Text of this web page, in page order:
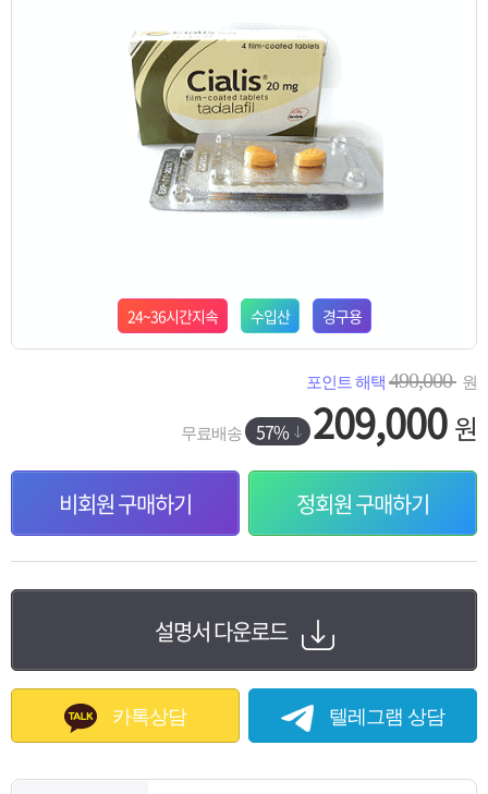
24~36시간지속 수입산 경구용
포인트 해택 490,000 원
무료배송 57% 209,000원
비회원 구매하기 정회원 구매하기
설명서 다운로드
카톡상담 텔레그램 상담